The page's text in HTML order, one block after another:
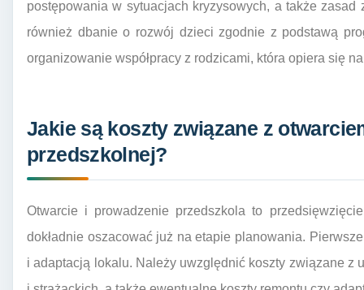
postępowania w sytuacjach kryzysowych, a także
również dbanie o rozwój dzieci zgodnie z podstawą
organizowanie współpracy z rodzicami, która opiera się
Jakie są koszty związane z
przedszkolnej?
Otwarcie i prowadzenie przedszkola to
dokładnie oszacować już na etapie planowania.
i adaptacją lokalu. Należy uwzględnić koszty związane z